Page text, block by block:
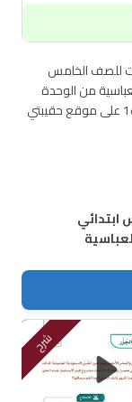
للصف الخامس
من الوحدة
الثانية التاريخ الإسلامي اجتماعيات خامس ابتدائي ف1 على موقع حقيبتي
شرح